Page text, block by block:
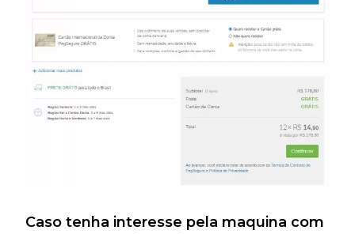
Caso tenha interesse pela maquina com